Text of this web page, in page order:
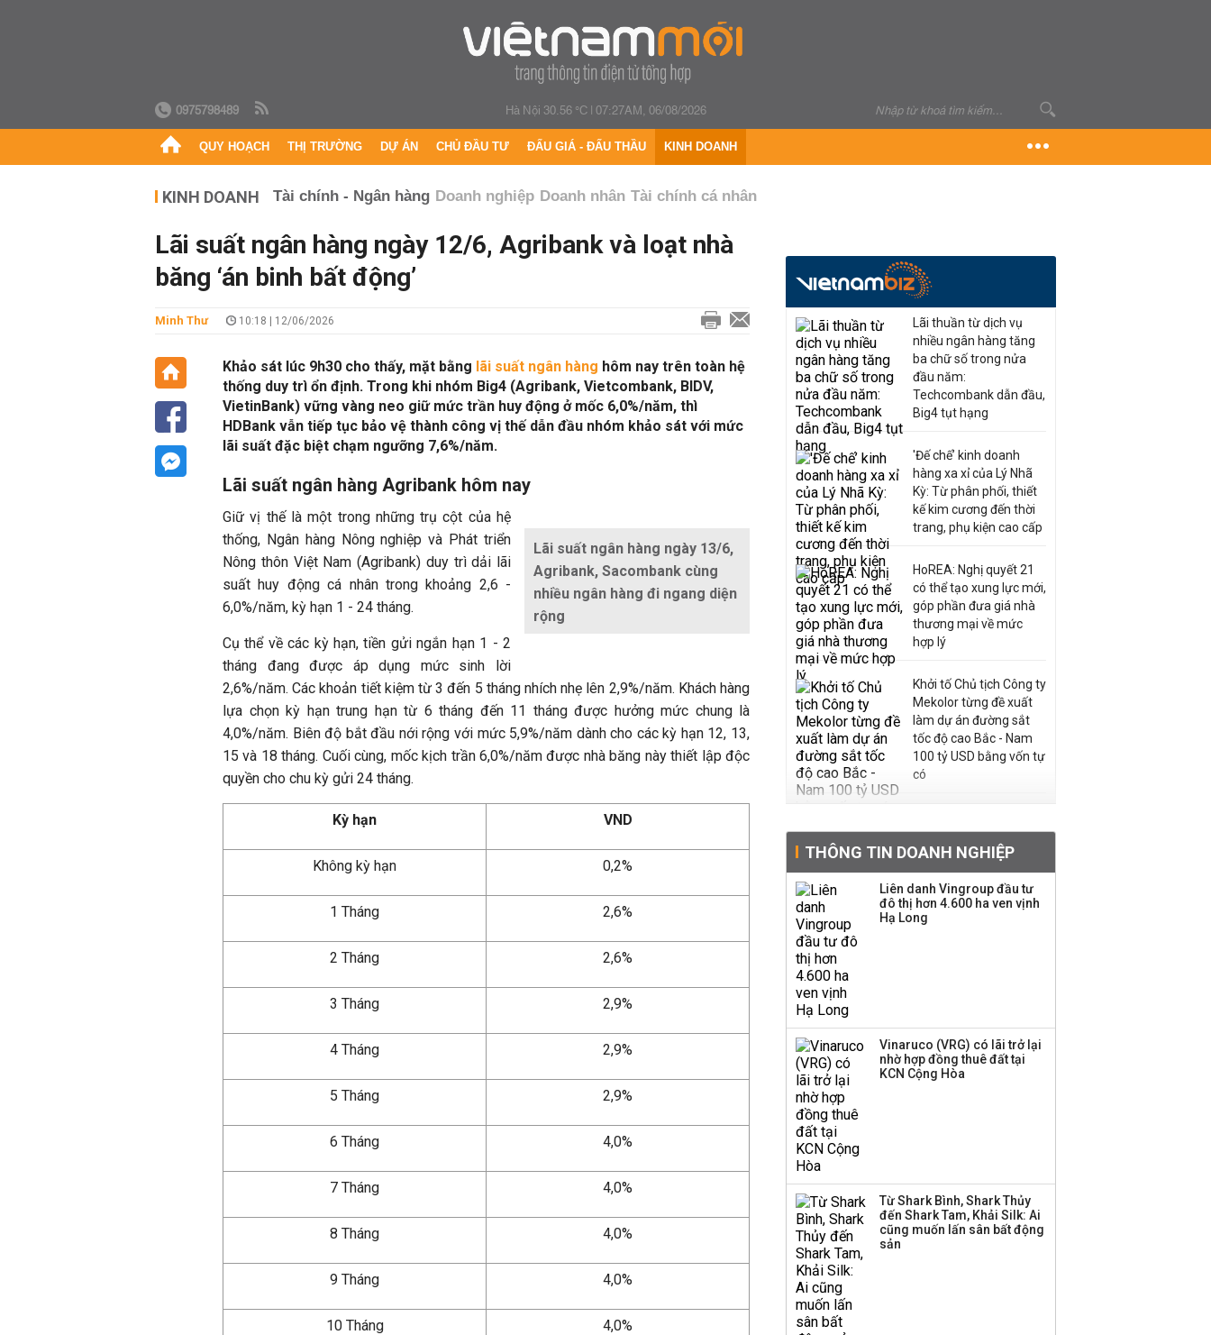
0975798489 Hà Nội 30.56 °C|07:27AM, 06/08/2026
QUY HOẠCH THỊ TRƯỜNG DỰ ÁN CHỦ ĐẦU TƯ ĐẤU GIÁ - ĐẤU THẦU KINH DOANH
KINH DOANH Tài chính - Ngân hàng Doanh nghiệp Doanh nhân Tài chính cá nhân
Lãi suất ngân hàng ngày 12/6, Agribank và loạt nhà
băng ‘án binh bất động’
Minh Thư 10:18 | 12/06/2026
Khảo sát lúc 9h30 cho thấy, mặt bằng lãi suất ngân hàng hôm nay trên toàn hệ
thống duy trì ổn định. Trong khi nhóm Big4 (Agribank, Vietcombank, BIDV,
VietinBank) vững vàng neo giữ mức trần huy động ở mốc 6,0%/năm, thì
HDBank vẫn tiếp tục bảo vệ thành công vị thế dẫn đầu nhóm khảo sát với mức
lãi suất đặc biệt chạm ngưỡng 7,6%/năm.
Lãi suất ngân hàng Agribank hôm nay
Lãi suất ngân hàng ngày 13/6,
Agribank, Sacombank cùng
nhiều ngân hàng đi ngang diện
rộng
Giữ vị thế là một trong những trụ cột của hệ
thống, Ngân hàng Nông nghiệp và Phát triển
Nông thôn Việt Nam (Agribank) duy trì dải lãi
suất huy động cá nhân trong khoảng 2,6 -
6,0%/năm, kỳ hạn 1 - 24 tháng.
Cụ thể về các kỳ hạn, tiền gửi ngắn hạn 1 - 2
tháng đang được áp dụng mức sinh lời
2,6%/năm. Các khoản tiết kiệm từ 3 đến 5 tháng nhích nhẹ lên 2,9%/năm. Khách hàng
lựa chọn kỳ hạn trung hạn từ 6 tháng đến 11 tháng được hưởng mức chung là
4,0%/năm. Biên độ bắt đầu nới rộng với mức 5,9%/năm dành cho các kỳ hạn 12, 13,
15 và 18 tháng. Cuối cùng, mốc kịch trần 6,0%/năm được nhà băng này thiết lập độc
quyền cho chu kỳ gửi 24 tháng.
Kỳ hạn VND
Không kỳ hạn 0,2%
1 Tháng 2,6%
2 Tháng 2,6%
3 Tháng 2,9%
4 Tháng 2,9%
5 Tháng 2,9%
6 Tháng 4,0%
7 Tháng 4,0%
8 Tháng 4,0%
9 Tháng 4,0%
10 Tháng 4,0%
Lãi thuần từ dịch vụ
nhiều ngân hàng tăng
ba chữ số trong nửa
đầu năm:
Techcombank dẫn đầu,
Big4 tụt hạng
'Đế chế’ kinh doanh
hàng xa xỉ của Lý Nhã
Kỳ: Từ phân phối, thiết
kế kim cương đến thời
trang, phụ kiện cao cấp
HoREA: Nghị quyết 21
có thể tạo xung lực mới,
góp phần đưa giá nhà
thương mại về mức
hợp lý
Khởi tố Chủ tịch Công ty
Mekolor từng đề xuất
làm dự án đường sắt
tốc độ cao Bắc - Nam
100 tỷ USD bằng vốn tự
có
thường, dự kiến điều
chỉnh kế hoạch kinh
doanh 2026
Kinh Bắc dự kiến cho
drone và trừng phạt
doanh nghiệp Mỹ
Sacombank phát hành
ba đợt trái phiếu thu về
THÔNG TIN DOANH NGHIỆP
Liên danh Vingroup đầu tư
đô thị hơn 4.600 ha ven vịnh
Hạ Long
Vinaruco (VRG) có lãi trở lại
nhờ hợp đồng thuê đất tại
KCN Cộng Hòa
Từ Shark Bình, Shark Thủy
đến Shark Tam, Khải Silk: Ai
cũng muốn lấn sân bất động
sản